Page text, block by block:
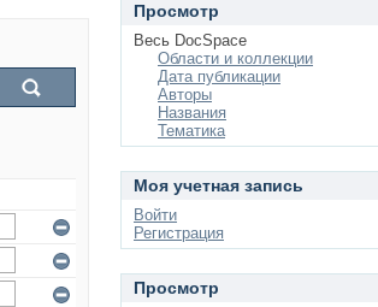
Просмотр
Весь DocSpace
Области и коллекции
Дата публикации
Авторы
Названия
Тематика
Моя учетная запись
Войти
Регистрация
Просмотр